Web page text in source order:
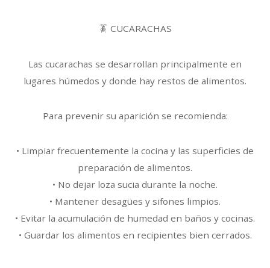
🪳 CUCARACHAS
Las cucarachas se desarrollan principalmente en
lugares húmedos y donde hay restos de alimentos.
Para prevenir su aparición se recomienda:
• Limpiar frecuentemente la cocina y las superficies de
preparación de alimentos.
• No dejar loza sucia durante la noche.
• Mantener desagües y sifones limpios.
• Evitar la acumulación de humedad en baños y cocinas.
• Guardar los alimentos en recipientes bien cerrados.